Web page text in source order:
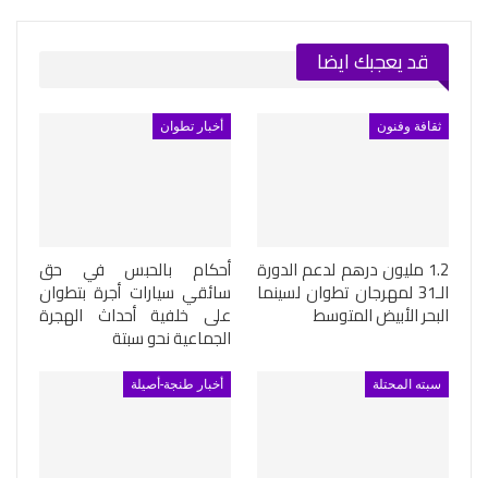
قد يعجبك ايضا
ثقافة وفنون
1.2 مليون درهم لدعم الدورة
الـ31 لمهرجان تطوان لسينما
البحر الأبيض المتوسط
أخبار تطوان
أحكام بالحبس في حق
سائقي سيارات أجرة بتطوان
على خلفية أحداث الهجرة
الجماعية نحو سبتة
سبته المحتلة أخبار طنجة-أصيلة